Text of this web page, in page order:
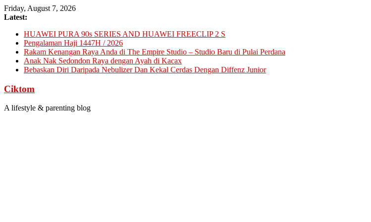
Skip
to
Friday, August 7, 2026
Latest:
HUAWEI PURA 90s SERIES AND HUAWEI FREECLIP 2 S
Pengalaman Haji 1447H / 2026
Rakam Kenangan Raya Anda di The Empire Studio – Studio Baru di Pulai Perdana
Anak Nak Sedondon Raya dengan Ayah di Kacax
Bebaskan Diri Daripada Nebulizer Dan Kekal Cerdas Dengan Diffenz Junior
Ciktom
A lifestyle & parenting blog